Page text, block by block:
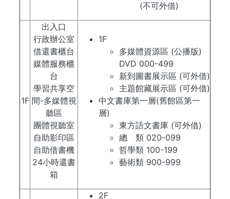
(不可外借)
1F
出入口
行政辦公室
借還書櫃台
媒體服務櫃
台
學習共享空
間-多媒體視
聽區
團體視聽室
自助影印區
自助借書機
24小時還書
箱
1F
多媒體資源區 (公播版)
DVD 000-499
新到圖書展示區 (可外借)
主題館藏展示區 (可外借)
​中文書庫第一層(舊館區第一
層)
東方語文書庫 (可外借)
總 類 020-099
哲學類 100-199
藝術類 900-999
2F